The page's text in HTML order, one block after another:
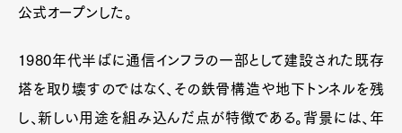
公式オープンした。
1980年代半ばに通信インフラの一部として建設された既存
塔を取り壊すのではなく、その鉄骨構造や地下トンネルを残
し、新しい用途を組み込んだ点が特徴である。背景には、年